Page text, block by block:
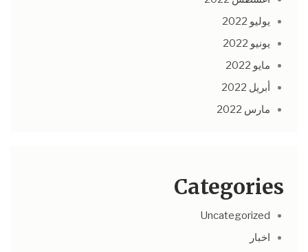
يوليو 2022
يونيو 2022
مايو 2022
أبريل 2022
مارس 2022
Categories
Uncategorized
اخبار